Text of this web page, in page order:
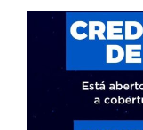
bo
ok
ts
A
pp